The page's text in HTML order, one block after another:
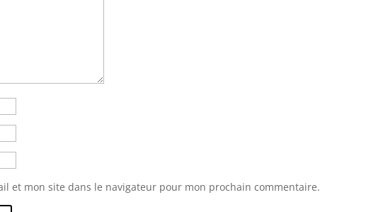
et mon site dans le navigateur pour mon prochain commentaire.